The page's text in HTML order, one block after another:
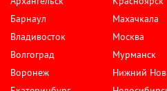
Барнаул
Владивосток
Волгоград
Воронеж
Махачкала
Москва
Мурманск
Нижний